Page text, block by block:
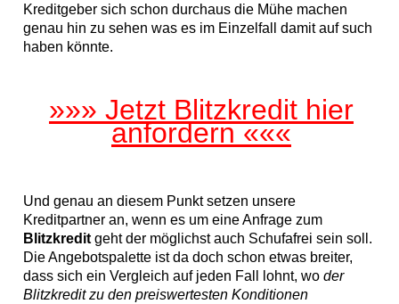
Kreditgeber sich schon durchaus die Mühe machen
genau hin zu sehen was es im Einzelfall damit auf such
haben könnte.
»»» Jetzt Blitzkredit hier
anfordern «««
Und genau an diesem Punkt setzen unsere
Kreditpartner an, wenn es um eine Anfrage zum
Blitzkreditgeht der möglichst auch Schufafrei sein soll.
Die Angebotspalette ist da doch schon etwas breiter,
dass sich ein Vergleich auf jeden Fall lohnt, woder
Blitzkredit zu den preiswertesten Konditionen